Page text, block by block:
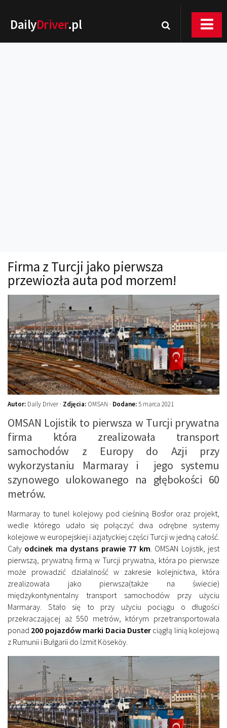
DailyDriver.pl
Technika jazdy
Oświetlenie
Kalkulatory
Przelicznik mocy
Auto z niemiec
Galerie
Firma z Turcji jako pierwsza
przewiozła auta pod morzem!
Autor: Daily Driver · Zdjęcia: OMSAN · Dodane:5 marca 2021
OMSAN Lojistik to pierwsza w Turcji prywatna
firma która zrealizowała transport
samochodów z Europy do Azji przy
wykorzystaniu Marmaray i jego systemu
szynowego ulokowanego na głębokości 60
metrów.
Marmaray to tunel kolejowy pod cieśniną Bosfor oraz projekt,
wedle którego udało się połączyć dwa odrębne systemy
kolejowe w europejskiej i azjatyckiej części Turcji w jedną całość.
Cały odcinek ma dystans prawie 77 km . OMSAN Lojistik, jest
pierwszą, prywatną firmą w Turcji prywatna, która po pierwsze
może prowadzić działalność w zakresie kolejnictwa, która
zrealizowała jako pierwsza(także na świecie)
międzykontynentalny transport samochodów przy użyciu
Marmaray. Stało się to przy użyciu pociągu o długości
przekraczającej aż 550 metrów, którym przetransportowała
ponad 200 pojazdów marki Dacia Dusterciągłą linią kolejową
z Rumunii i Bułgarii do İzmit Köseköy.